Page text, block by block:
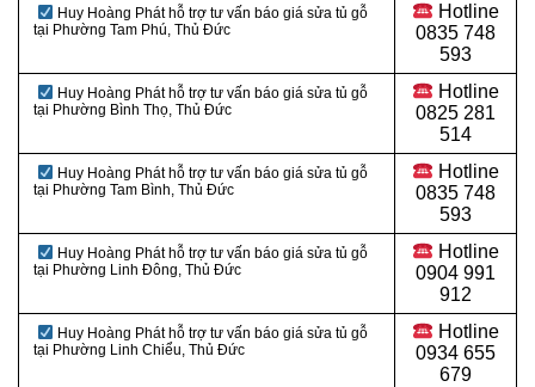
Huy Hoàng Phát hỗ trợ tư vấn báo giá sửa tủ gỗ
tại Phường Tam Phú, Thủ Đức
Hotline
0835 748
593
Huy Hoàng Phát hỗ trợ tư vấn báo giá sửa tủ gỗ
tại Phường Bình Thọ, Thủ Đức
Hotline
0825 281
514
Huy Hoàng Phát hỗ trợ tư vấn báo giá sửa tủ gỗ
tại Phường Tam Bình, Thủ Đức
Hotline
0835 748
593
Huy Hoàng Phát hỗ trợ tư vấn báo giá sửa tủ gỗ
tại Phường Linh Đông, Thủ Đức
Hotline
0904 991
912
Huy Hoàng Phát hỗ trợ tư vấn báo giá sửa tủ gỗ
tại Phường Linh Chiểu, Thủ Đức
Hotline
0934 655
679